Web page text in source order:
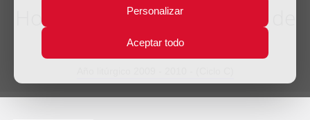
Personalizar
Aceptar todo
Homilía Segundo Domingo de
Cuaresma